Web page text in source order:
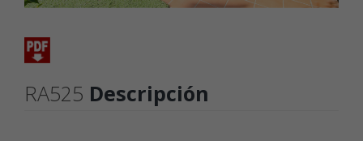
RA525 Descripción